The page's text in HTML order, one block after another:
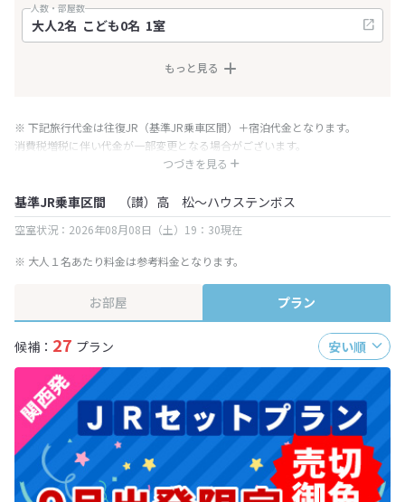
人数・部屋数
もっと見る
つづきを見る
※ 下記旅行代金は往復JR（基準JR乗車区間）＋宿泊代金となります。
消費税増税に伴い代金が一部変更となる場合がございます。
※ 表示されている旅行代金・プラン内容は一定時間ごとに更新されます。最
基準JR乗車区間 （讃）高 松～ハウステンボス
空室状況：2026年08月08日（土）19：30現在
※ 大人１名あたり料金は参考料金となります。
お部屋 プラン
候補： 27 プラン 安い順